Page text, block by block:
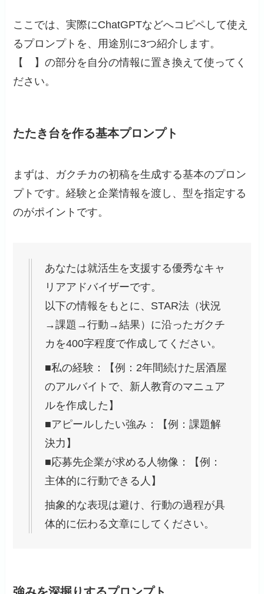
ここでは、実際にChatGPTなどへコピペして使え
るプロンプトを、用途別に3つ紹介します。
【 】の部分を自分の情報に置き換えて使ってく
ださい。
たたき台を作る基本プロンプト
まずは、ガクチカの初稿を生成する基本のプロン
プトです。経験と企業情報を渡し、型を指定する
のがポイントです。
あなたは就活生を支援する優秀なキャ
リアアドバイザーです。
以下の情報をもとに、STAR法（状況
→課題→行動→結果）に沿ったガクチ
カを400字程度で作成してください。
■私の経験：【例：2年間続けた居酒屋
のアルバイトで、新人教育のマニュア
ルを作成した】
■アピールしたい強み：【例：課題解
決力】
■応募先企業が求める人物像：【例：
主体的に行動できる人】
抽象的な表現は避け、行動の過程が具
体的に伝わる文章にしてください。
強みを深掘りするプロンプト